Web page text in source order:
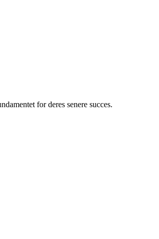
for deres senere succes.